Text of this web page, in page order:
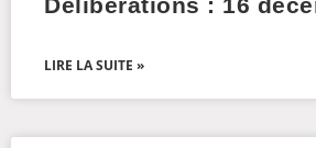
LIRE LA SUITE »